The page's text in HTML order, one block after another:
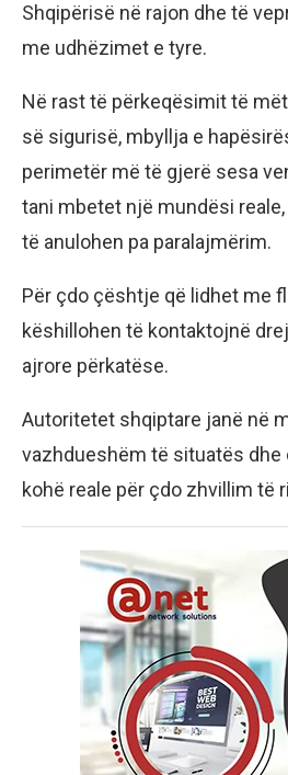
Shqipërisë në rajon dhe të
me udhëzimet e tyre.
Në rast të përkeqësimit të
së sigurisë, mbyllja e
perimetër më të gjerë sesa
tani mbetet një mundësi
të anulohen pa paralajmërim.
Për çdo çështje që lidhet me
këshillohen të kontaktojnë
ajrore përkatëse.
Autoritetet shqiptare janë në
vazhdueshëm të situatës dhe
kohë reale për çdo zhvillim të